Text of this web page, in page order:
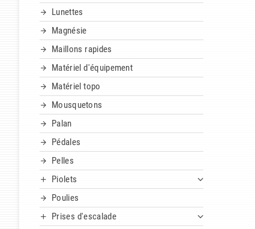
Lunettes
Magnésie
Maillons rapides
Matériel d'équipement
Matériel topo
Mousquetons
Palan
Pédales
Pelles
Piolets
Poulies
Prises d'escalade